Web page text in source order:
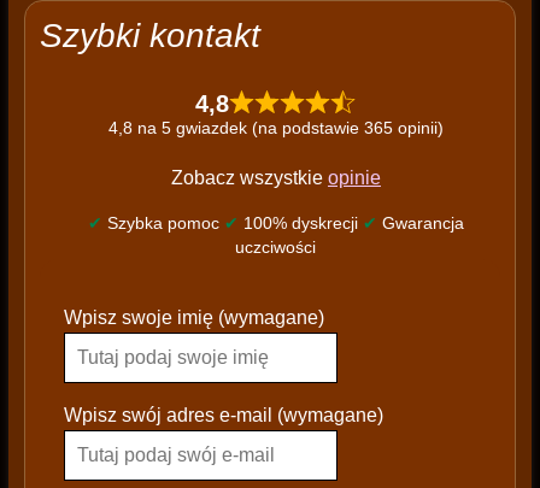
Szybki kontakt
4,8
4,8 na 5 gwiazdek (na podstawie 365 opinii)
Zobacz wszystkie opinie
✔ Szybka pomoc ✔ 100% dyskrecji ✔ Gwarancja
uczciwości
l
a
s
Wpisz swoje imię (wymagane)
Wpisz swój adres e-mail (wymagane)